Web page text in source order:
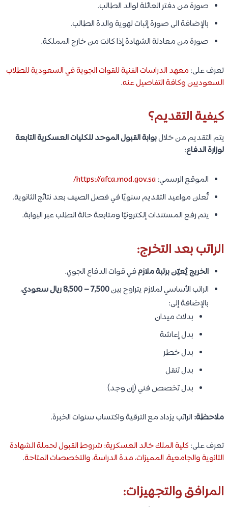
صورة من دفتر العائلة لوالد الطالب.
بالإضافة الى صورة إثبات لهوية والدة الطالب.
صورة من معادلة الشهادة إذا كانت من خارج المملكة.
تعرف على: معهد الدراسات الفنية للقوات الجوية في السعودية للطلاب
السعوديين وكافة التفاصيل عنه.
كيفية التقديم؟
يتم التقديم من خلالبوابة القبول الموحد للكليات العسكرية التابعة
لوزارة الدفاع:
الموقع الرسمي:https://afca.mod.gov.sa/
تُعلن مواعيد التقديم سنويًا في فصل الصيف بعد نتائج الثانوية.
يتم رفع المستندات إلكترونيًا ومتابعة حالة الطلب عبر البوابة.
الراتب بعد التخرج:
الخريج يُعيّن برتبة ملازمفي قوات الدفاع الجوي.
الراتب الأساسي لملازم يتراوح بين7,500 – 8,500 ريال سعودي
،
بالإضافة إلى:
بدلات ميدان
بدل إعاشة
بدل خطر
بدل تنقل
بدل تخصص فني (إن وجد)
ملاحظة: الراتب يزداد مع الترقية واكتساب سنوات الخبرة.
تعرف على: كلية الملك خالد العسكرية: شروط القبول لحملة الشهادة
الثانوية والجامعية، المميزات، مدة الدراسة، والتخصصات المتاحة.
المرافق والتجهيزات: